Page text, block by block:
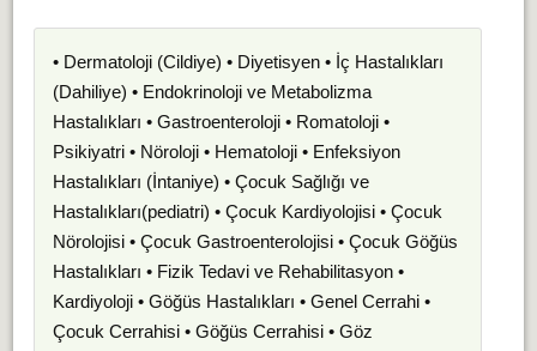
• Dermatoloji (Cildiye) • Diyetisyen • İç Hastalıkları
(Dahiliye) • Endokrinoloji ve Metabolizma
Hastalıkları • Gastroenteroloji • Romatoloji •
Psikiyatri • Nöroloji • Hematoloji • Enfeksiyon
Hastalıkları (İntaniye) • Çocuk Sağlığı ve
Hastalıkları(pediatri) • Çocuk Kardiyolojisi • Çocuk
Nörolojisi • Çocuk Gastroenterolojisi • Çocuk Göğüs
Hastalıkları • Fizik Tedavi ve Rehabilitasyon •
Kardiyoloji • Göğüs Hastalıkları • Genel Cerrahi •
Çocuk Cerrahisi • Göğüs Cerrahisi • Göz